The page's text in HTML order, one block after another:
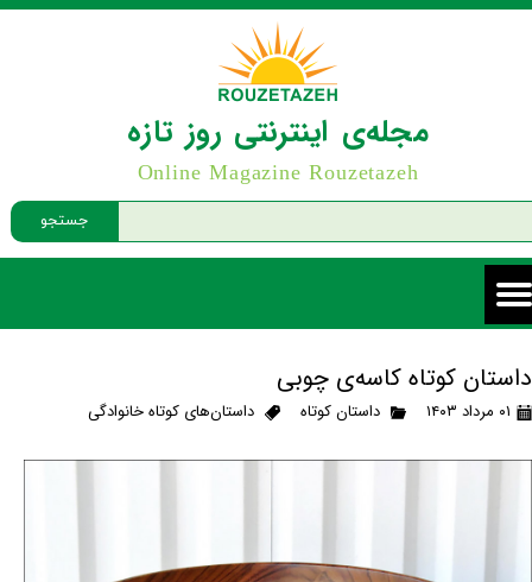
جستجو
مجله‌ی اینترنتی روز تازه
Online Magazine Rouzetazeh
داستان کوتاه کاسه‌ی چوبی
۰۱ مرداد ۱۴۰۳ داستان کوتاه داستان‌های کوتاه خانوادگی